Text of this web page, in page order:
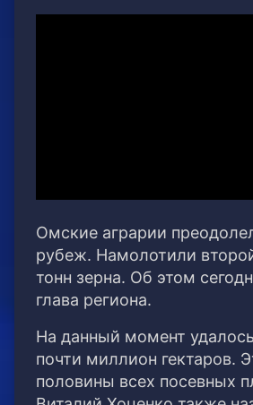
Омские аграрии
рубеж. Намолотили
тонн зерна. Об этом
глава региона.
На данный момент
почти миллион гектаров.
половины всех посевных